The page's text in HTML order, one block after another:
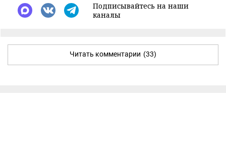
Подписывайтесь на наши
каналы
Читать комментарии (33)